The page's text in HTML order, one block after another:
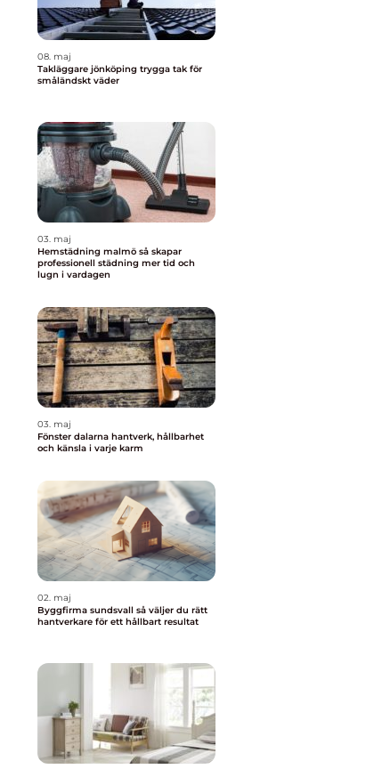
08. maj
Takläggare jönköping trygga tak för
småländskt väder
03. maj
Hemstädning malmö så skapar
professionell städning mer tid och
lugn i vardagen
03. maj
Fönster dalarna hantverk, hållbarhet
och känsla i varje karm
02. maj
Byggfirma sundsvall så väljer du rätt
hantverkare för ett hållbart resultat